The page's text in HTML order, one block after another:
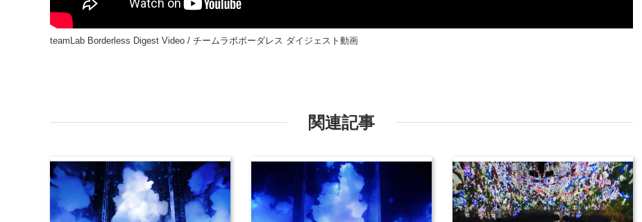
teamLab Borderless Digest Video / チームラボボーダレス ダイジェスト動画
関連記事